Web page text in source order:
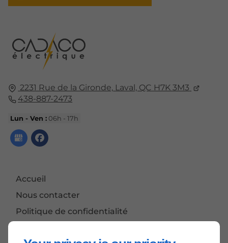
2231 Rue de la Gironde, Laval, QC H7K 3M3
438-887-2473
Lun - Ven : 06h - 17h
Accueil
Nous contacter
Politique de confidentialité